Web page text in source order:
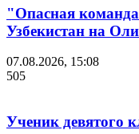
"Опасная
Узбекистан на
07.08.2026, 15:08
505
Ученик девятого